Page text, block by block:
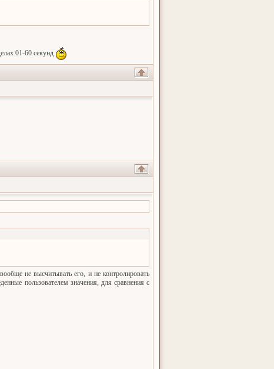
01-60 секунд
не высчитывать его, и не контролировать
пользователем значения, для сравнения с